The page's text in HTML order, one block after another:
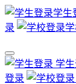
学生
录
学
登录